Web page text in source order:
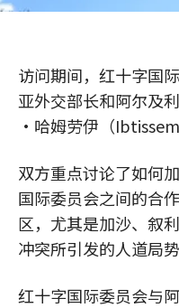
访问期间，红十字国
亚外交部长和阿尔及
·哈姆劳伊（
双方重点讨论了如何
国际委员会之间的合
区，尤其是加沙、叙
冲突所引发的人道局
红十字国际委员会与